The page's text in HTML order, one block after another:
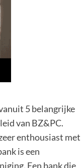
5 belangrijke
van BZ&PC.
enthousiast met
is een
Een bank die